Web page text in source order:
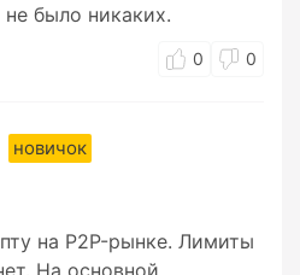
было никаких.
0 0
новичок
на P2P-рынке. Лимиты